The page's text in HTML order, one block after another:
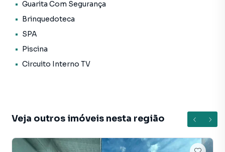
Guarita Com Segurança
Brinquedoteca
SPA
Piscina
Circuito Interno TV
Veja outros imóveis nesta região